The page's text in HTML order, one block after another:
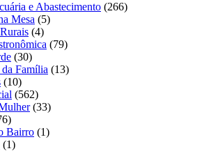
e Abastecimento (266)
Mesa (5)
(4)
(79)
(30)
Família (13)
(10)
(562)
(33)
Bairro (1)
(1)